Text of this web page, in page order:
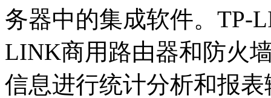
务器中的集成软件。TP-
LINK商用路由器和防火
信息进行统计分析和报